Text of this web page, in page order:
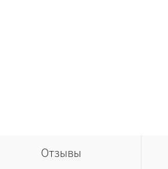
Отзывы